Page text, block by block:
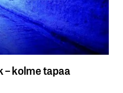
– kolme tapaa